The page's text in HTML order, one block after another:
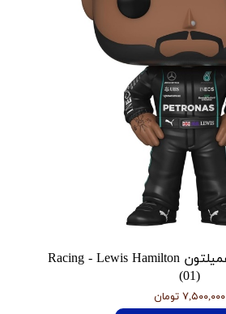
فانکو پاپ لوییس همیلتون Racing - Lewis Hamilton
(01)
۷,۵۰۰,۰۰۰ تومان